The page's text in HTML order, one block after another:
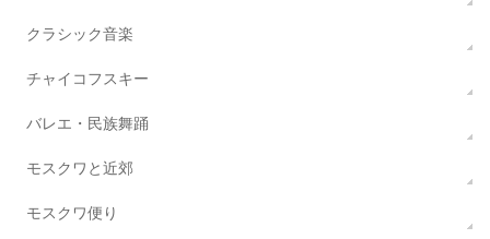
クラシック音楽
チャイコフスキー
バレエ・民族舞踊
モスクワと近郊
モスクワ便り